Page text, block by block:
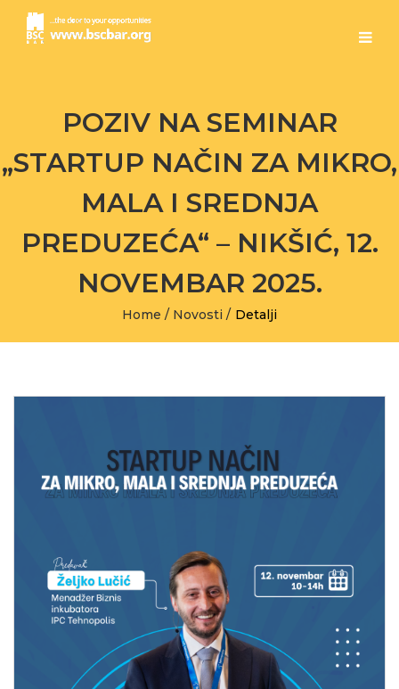
POZIV NA SEMINAR
„STARTUP NAČIN ZA MIKRO,
MALA I SREDNJA
PREDUZEĆA“ – NIKŠIĆ, 12.
NOVEMBAR 2025.
Home / Novosti / Detalji